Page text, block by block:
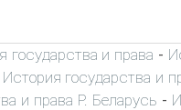
государства и права -
История государства и
и права Р. Беларусь -